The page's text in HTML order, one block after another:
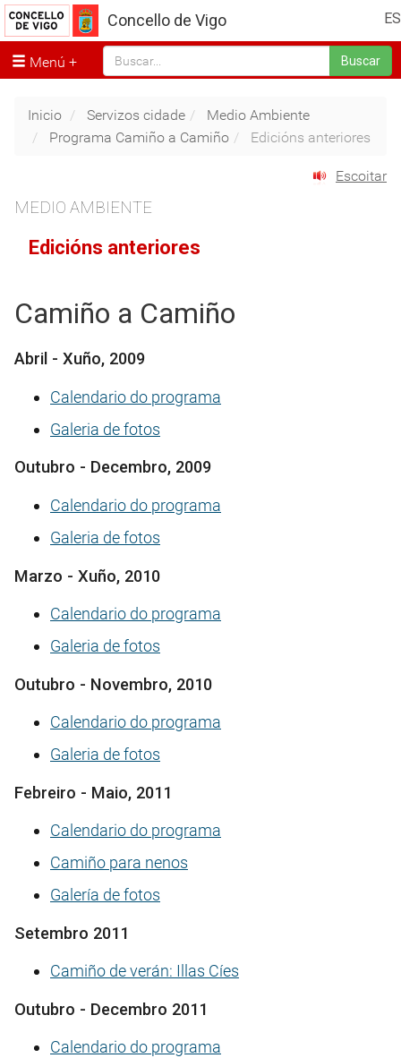
ES
Concello de Vigo
Menú Buscar
Inicio Servizos cidade
Medio Ambiente
Programa Camiño a Camiño
Edicións anteriores
Escoitar
MEDIO AMBIENTE
Edicións anteriores
Camiño a Camiño
Abril - Xuño, 2009
Calendario do programa
Galeria de fotos
Outubro - Decembro, 2009
Calendario do programa
Galeria de fotos
Marzo - Xuño, 2010
Calendario do programa
Galeria de fotos
Outubro - Novembro, 2010
Calendario do programa
Galeria de fotos
Febreiro - Maio, 2011
Calendario do programa
Camiño para nenos
Galería de fotos
Setembro 2011
Camiño de verán: Illas Cíes
Outubro - Decembro 2011
Calendario do programa